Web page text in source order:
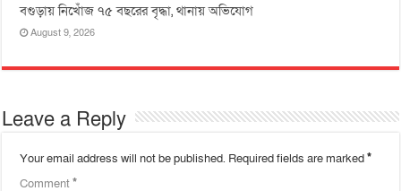
বগুড়ায় নিখোঁজ ৭৫ বছরের বৃদ্ধা, থানায় অভিযোগ
August 9, 2026
Leave a Reply
Your email address will not be published. Required fields are marked*
Comment*